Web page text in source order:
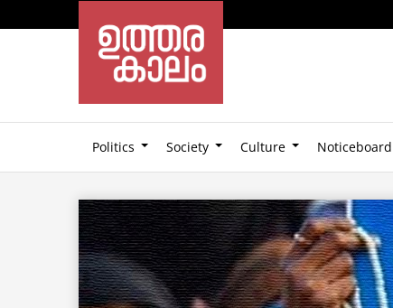
Politics Society Culture Noticeboard